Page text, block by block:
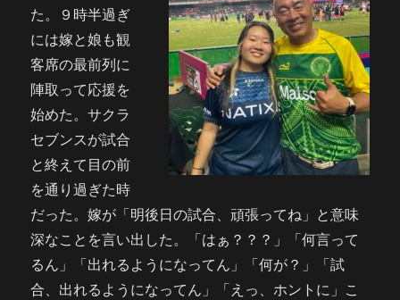
た。９時半過ぎ
には嫁と娘も観
客席の最前列に
陣取って応援を
始めた。サクラ
セブンスが試合
と終えて目の前
を通り過ぎた時
だった。嫁が「明後日の試合、頑張ってね」と意味
深なことを言い出した。「はぁ？？？」「何言って
るん」「出れるようになってん」「何が？」「試
合、出れるようになってん」「えっ、ホントに」こ